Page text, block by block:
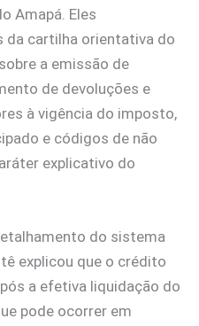
Amapá. Eles
da cartilha orientativa do
a emissão de
de devoluções e
à vigência do imposto,
e códigos de não
explicativo do
do sistema
explicou que o crédito
a efetiva liquidação do
pode ocorrer em